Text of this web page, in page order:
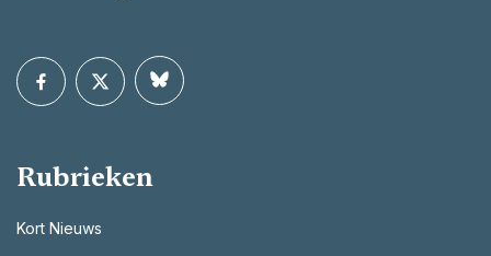
Rubrieken
Kort Nieuws